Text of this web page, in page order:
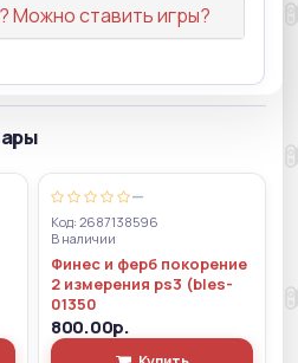
Можно ставить игры?
—
Код: 2687138596
В наличии
Финес и ферб покорение
2 измерения ps3 (bles-
01350
800.00р.